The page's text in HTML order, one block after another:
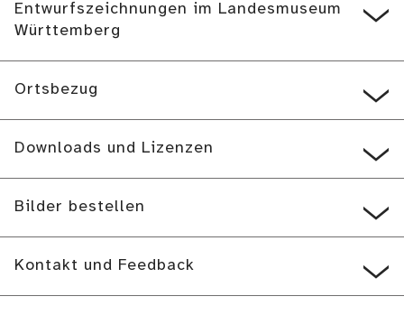
Entwurfszeichnungen im Landesmuseum
Württemberg
Ortsbezug
Downloads und Lizenzen
Bilder bestellen
Kontakt und Feedback